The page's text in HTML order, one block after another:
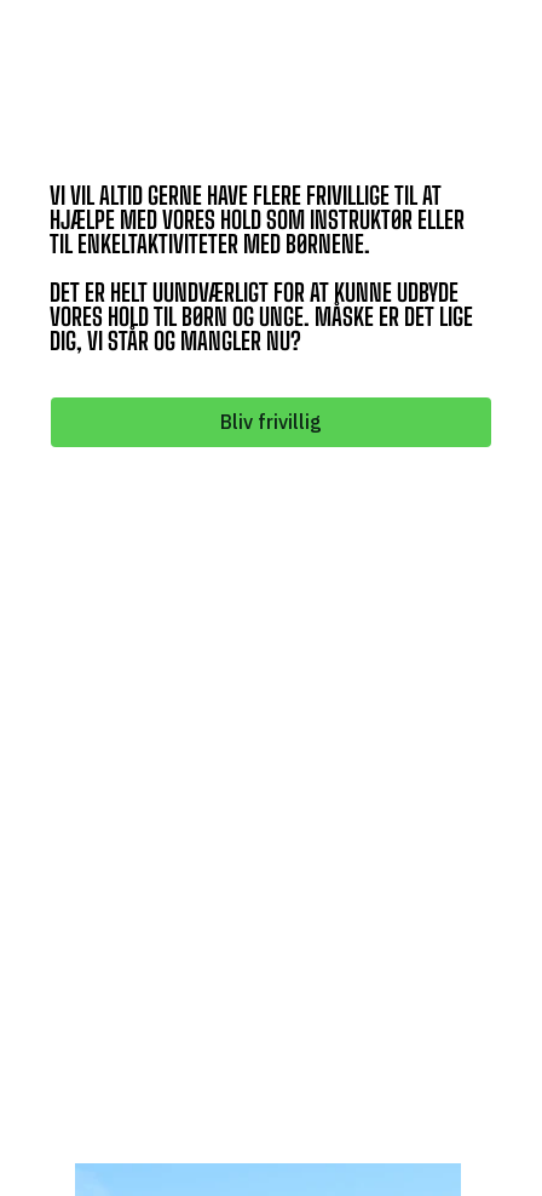
VI VIL ALTID GERNE HAVE FLERE FRIVILLIGE TIL AT
HJÆLPE MED VORES HOLD SOM INSTRUKTØR ELLER
TIL ENKELTAKTIVITETER MED BØRNENE.
DET ER HELT UUNDVÆRLIGT FOR AT KUNNE UDBYDE
VORES HOLD TIL BØRN OG UNGE. MÅSKE ER DET LIGE
DIG, VI STÅR OG MANGLER NU?
Bliv frivillig